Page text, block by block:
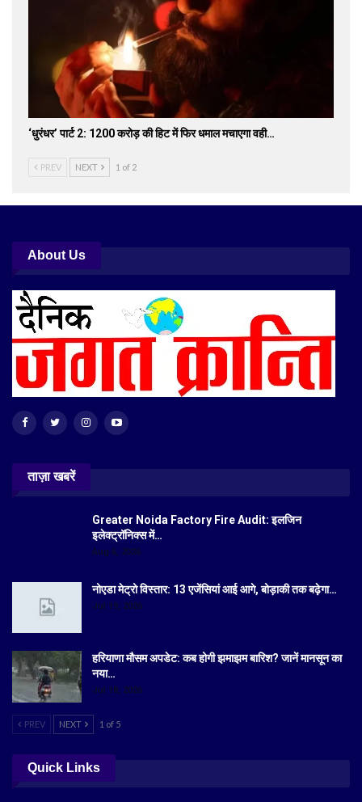
‘धुरंधर’ पार्ट 2: 1200 करोड़ की हिट में फिर धमाल मचाएगा वही…
PREV NEXT 1 of 2
About Us
ताज़ा खबरें
Greater Noida Factory Fire Audit: इलजिन
इलेक्ट्रॉनिक्स में…
Aug 6, 2026
नोएडा मेट्रो विस्तार: 13 एजेंसियां आई आगे, बोड़ाकी तक बढ़ेगा…
Jul 19, 2026
हरियाणा मौसम अपडेट: कब होगी झमाझम बारिश? जानें मानसून का
नया…
Jul 18, 2026
PREV NEXT 1 of 5
Quick Links